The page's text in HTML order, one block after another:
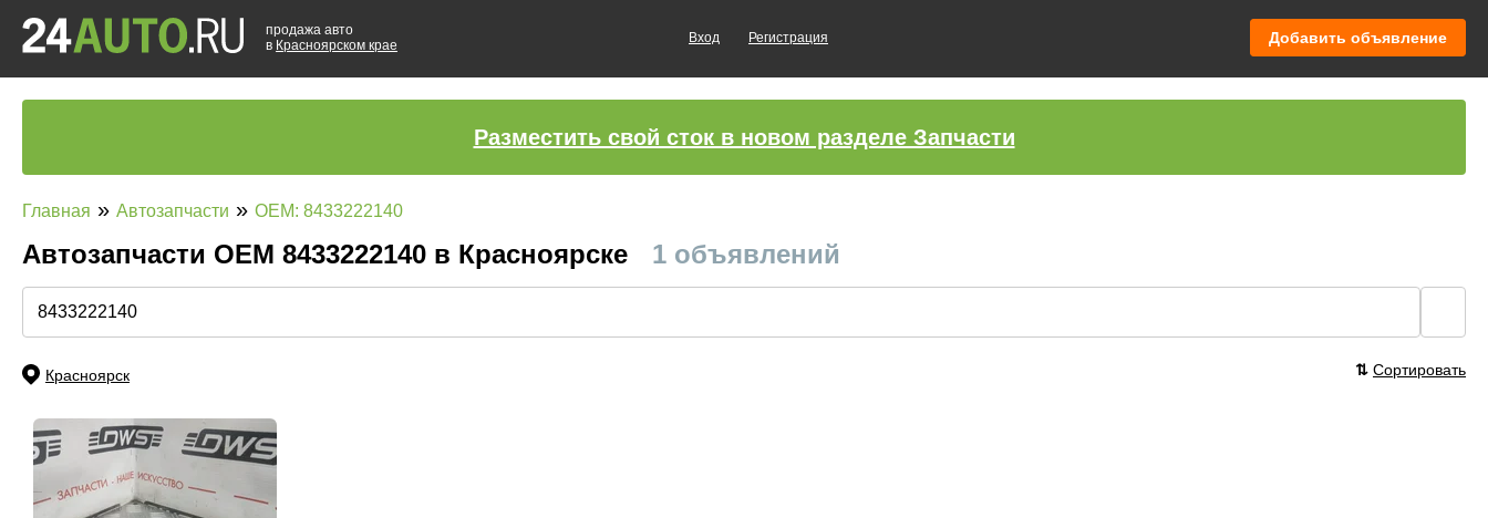
продажа авто
в Красноярском крае
Вход Регистрация Добавить объявление
Разместить свой сток в новом разделе Запчасти
Главная » Автозапчасти » OEM: 8433222140
Автозапчасти ОЕМ 8433222140 в Красноярске 1 объявлений
Красноярск ⇅ Сортировать